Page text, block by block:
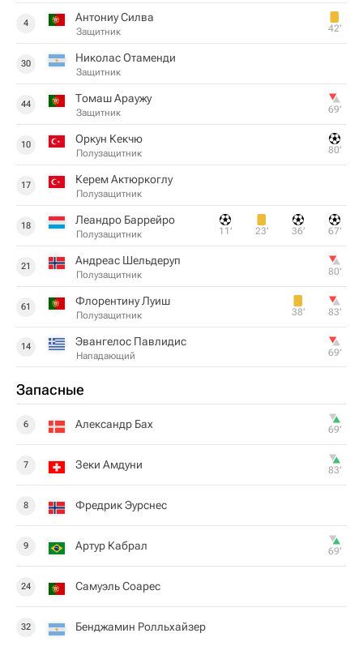
4 Антониу Силва
Защитник 42‎’‎
30 Николас Отаменди
Защитник
44 Томаш Араужу
Защитник 69‎’‎
10 Оркун Кекчю
Полузащитник 80‎’‎
17 Керем Актюркоглу
Полузащитник
18 Леандро Баррейро
Полузащитник 11‎’‎ 23‎’‎ 36‎’‎ 67‎’‎
21 Андреас Шельдеруп
Полузащитник 80‎’‎
61 Флорентину Луиш
Полузащитник 38‎’‎ 83‎’‎
14 Эвангелос Павлидис
Нападающий 69‎’‎
Запасные
6 Александр Бах 69‎’‎
7 Зеки Амдуни 83‎’‎
8 Фредрик Эурснес
9 Артур Кабрал 69‎’‎
24 Самуэль Соарес
32 Бенджамин Ролльхайзер